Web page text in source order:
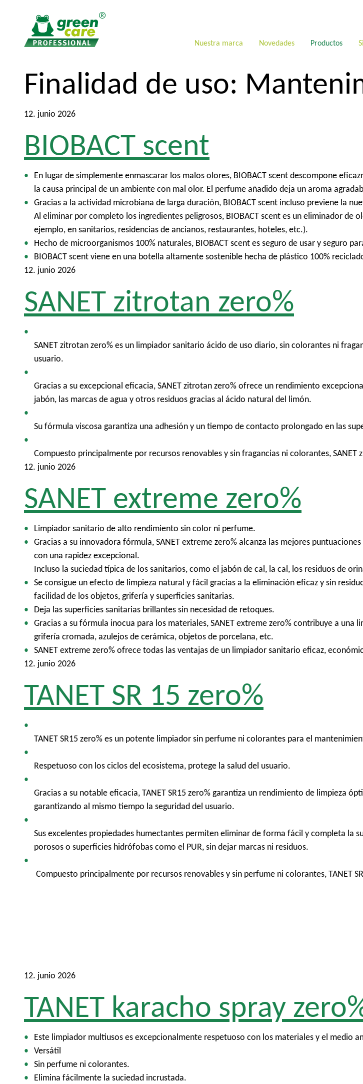
Nuestra marca Novedades Productos
Finalidad de uso:
12. junio 2026
BIOBACT scent
En lugar de simplemente enmascarar los malos olores, BIOBACT scent descompone
la causa principal de un ambiente con mal olor. El perfume añadido deja un aroma
Gracias a la actividad microbiana de larga duración, BIOBACT scent incluso previene la
Al eliminar por completo los ingredientes peligrosos, BIOBACT scent es un eliminador
ejemplo, en sanitarios, residencias de ancianos, restaurantes, hoteles, etc.).
Hecho de microorganismos 100% naturales, BIOBACT scent es seguro de usar y seguro
BIOBACT scent viene en una botella altamente sostenible hecha de plástico 100%
12. junio 2026
SANET zitrotan zero%
SANET zitrotan zero% es un limpiador sanitario ácido de uso diario, sin colorantes ni
usuario.
Gracias a su excepcional eficacia, SANET zitrotan zero% ofrece un rendimiento
jabón, las marcas de agua y otros residuos gracias al ácido natural del limón.
Su fórmula viscosa garantiza una adhesión y un tiempo de contacto prolongado en las
Compuesto principalmente por recursos renovables y sin fragancias ni colorantes,
12. junio 2026
SANET extreme zero%
Limpiador sanitario de alto rendimiento sin color ni perfume.
Gracias a su innovadora fórmula, SANET extreme zero% alcanza las mejores
con una rapidez excepcional.
Incluso la suciedad típica de los sanitarios, como el jabón de cal, la cal, los residuos de
Se consigue un efecto de limpieza natural y fácil gracias a la eliminación eficaz y sin
facilidad de los objetos, grifería y superficies sanitarias.
Deja las superficies sanitarias brillantes sin necesidad de retoques.
Gracias a su fórmula inocua para los materiales, SANET extreme zero% contribuye a
grifería cromada, azulejos de cerámica, objetos de porcelana, etc.
SANET extreme zero% ofrece todas las ventajas de un limpiador sanitario eficaz,
12. junio 2026
TANET SR 15 zero%
TANET SR15 zero% es un potente limpiador sin perfume ni colorantes para el
Respetuoso con los ciclos del ecosistema, protege la salud del usuario.
Gracias a su notable eficacia, TANET SR15 zero% garantiza un rendimiento de limpieza
garantizando al mismo tiempo la seguridad del usuario.
Sus excelentes propiedades humectantes permiten eliminar de forma fácil y completa la
porosos o superficies hidrófobas como el PUR, sin dejar marcas ni residuos.
Compuesto principalmente por recursos renovables y sin perfume ni colorantes, TANET
12. junio 2026
TANET karacho spray
Este limpiador multiusos es excepcionalmente respetuoso con los materiales y el medio
Versátil
Sin perfume ni colorantes.
Elimina fácilmente la suciedad incrustada.